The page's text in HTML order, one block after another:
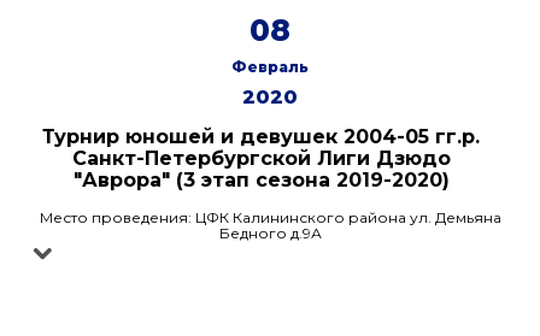
08
Февраль
2020
Турнир юношей и девушек 2004-05 гг.р.
Санкт-Петербургской Лиги Дзюдо
"Аврора" (3 этап сезона 2019-2020)
Место проведения: ЦФК Калининского района ул. Демьяна
Бедного д.9А